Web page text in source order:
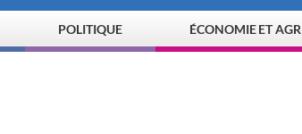
POLITIQUE ÉCONOMIE ET